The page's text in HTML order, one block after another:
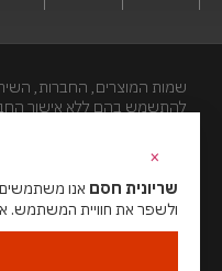
שמות המוצרים, החברות,
להתשמש בהם ללא אישור
האתר מנוהל ע”י
×
שריונית חסם אנו
ולשפר את חוויית המשתמש.